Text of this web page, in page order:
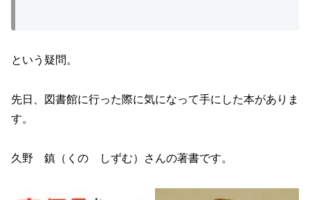
という疑問。
先日、図書館に行った際に気になって手にした本がありま
す。
久野 鎮（くの しずむ）さんの著書です。